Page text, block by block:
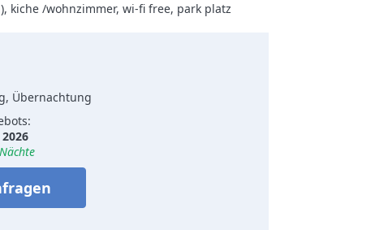
kiche /wohnzimmer, wi-fi free, park platz
Übernachtung